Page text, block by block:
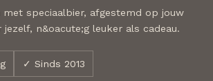
met speciaalbier, afgestemd op jouw
n&oacute;g leuker als cadeau.
✓ Sinds 2013